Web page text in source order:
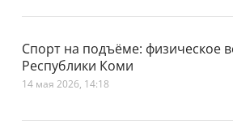
Спорт на подъёме: физическое
Республики Коми
14 мая 2026, 14:18